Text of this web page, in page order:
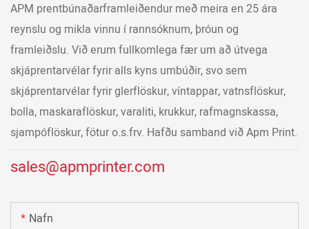
APM prentbúnaðarframleiðendur með meira en 25 ára
reynslu og mikla vinnu í rannsóknum, þróun og
framleiðslu. Við erum fullkomlega fær um að útvega
skjáprentarvélar fyrir alls kyns umbúðir, svo sem
skjáprentarvélar fyrir glerflöskur, víntappar, vatnsflöskur,
bolla, maskaraflöskur, varaliti, krukkur, rafmagnskassa,
sjampóflöskur, fötur o.s.frv. Hafðu samband við Apm Print.
sales@apmprinter.com
Nafn